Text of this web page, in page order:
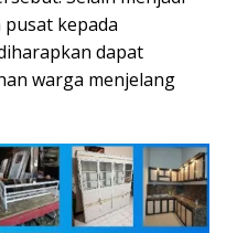
kepada
dapat
warga menjelang